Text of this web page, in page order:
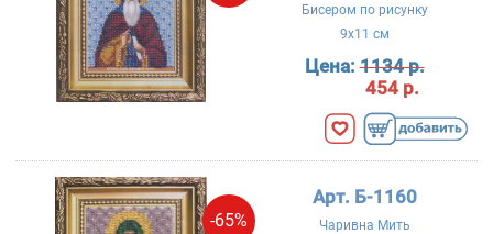
Бисером по рисунку
9x11 см
Цена:1134 р.
454 р.
-65%
Арт. Б-1160
Чаривна Мить